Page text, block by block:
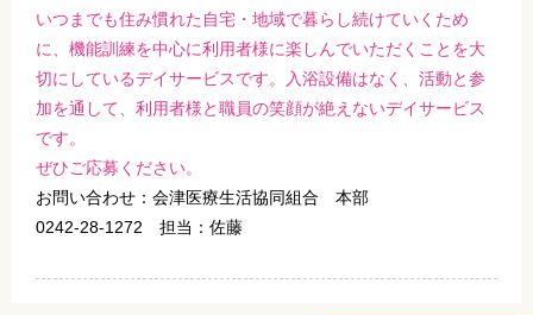
いつまでも住み慣れた自宅・地域で暮らし続けていくため
に、機能訓練を中心に利用者様に楽しんでいただくことを大
切にしているデイサービスです。入浴設備はなく、活動と参
加を通して、利用者様と職員の笑顔が絶えないデイサービス
です。
ぜひご応募ください。
お問い合わせ：会津医療生活協同組合 本部
0242-28-1272 担当：佐藤